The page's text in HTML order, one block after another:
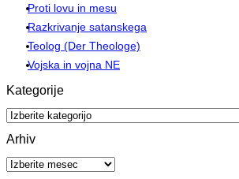
Proti lovu in mesu
Razkrivanje satanskega
Teolog (Der Theologe)
Vojska in vojna NE
Kategorije
Kategorije
Arhiv
Arhiv